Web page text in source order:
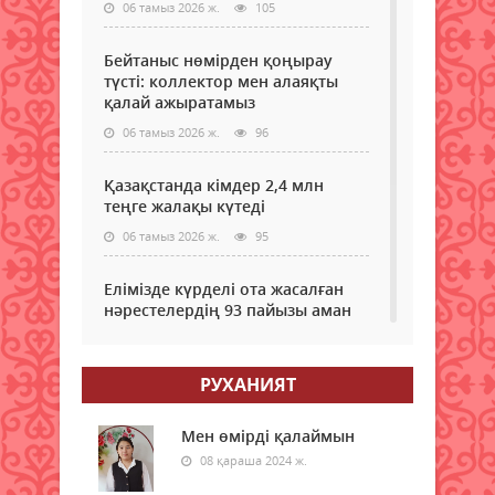
жоба
етті.
Бұл
КТК
06 тамыз 2026 ж. 105
Бейтаныс нөмірден қоңырау
түсті: коллектор мен алаяқты
қалай ажыратамыз
06 тамыз 2026 ж. 96
Қазақстанда кімдер 2,4 млн
теңге жалақы күтеді
06 тамыз 2026 ж. 95
Елімізде күрделі ота жасалған
нәрестелердің 93 пайызы аман
ЖОО-ға қабылдауда ескеріледі
06 тамыз 2026 ж. 93
РУХАНИЯТ
Мен өмірді қалаймын
08 қараша 2024 ж.